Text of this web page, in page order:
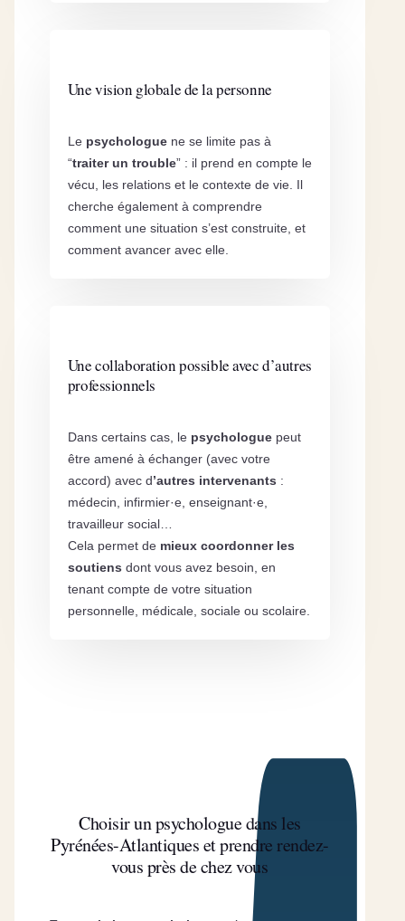
Une vision globale de la personne
Le psychologuene se limite pas à
“traiter un trouble” : il prend en compte le
vécu, les relations et le contexte de vie. Il
cherche également à comprendre
comment une situation s’est construite, et
comment avancer avec elle.
Une collaboration possible avec d’autres
professionnels
Dans certains cas, le psychologuepeut
être amené à échanger (avec votre
accord) avec d’autres intervenants :
médecin, infirmier·e, enseignant·e,
travailleur social…
Cela permet de mieux coordonner les
soutiens dont vous avez besoin, en
tenant compte de votre situation
personnelle, médicale, sociale ou scolaire.
Choisir un psychologue dans les
Pyrénées-Atlantiques et prendre rendez-
vous près de chez vous